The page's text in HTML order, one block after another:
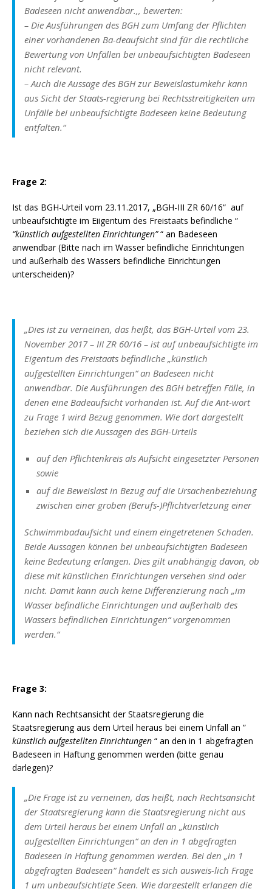
Badeseen nicht anwendbar.,, bewerten:
– Die Ausführungen des BGH zum Umfang der Pflichten
einer vorhandenen Ba-deaufsicht sind für die rechtliche
Bewertung von Unfällen bei unbeaufsichtigten Badeseen
nicht relevant.
– Auch die Aussage des BGH zur Beweislastumkehr kann
aus Sicht der Staats-regierung bei Rechtsstreitigkeiten um
Unfälle bei unbeaufsichtigte Badeseen keine Bedeutung
entfalten.“
Frage 2:
Ist das BGH-Urteil vom 23.11.2017, „BGH-III ZR 60/16“ auf
unbeaufsichtigte im Eiigentum des Freistaats befindliche “
“künstlich aufgestellten Einrichtungen”“ an Badeseen
anwendbar (Bitte nach im Wasser befindliche Einrichtungen
und außerhalb des Wassers befindliche Einrichtungen
unterscheiden)?
„Dies ist zu verneinen, das heißt, das BGH-Urteil vom 23.
November 2017 – III ZR 60/16 – ist auf unbeaufsichtigte im
Eigentum des Freistaats befindliche „künstlich
aufgestellten Einrichtungen“ an Badeseen nicht
anwendbar. Die Ausführungen des BGH betreffen Fälle, in
denen eine Badeaufsicht vorhanden ist. Auf die Ant-wort
zu Frage 1 wird Bezug genommen. Wie dort dargestellt
beziehen sich die Aussagen des BGH-Urteils
auf den Pflichtenkreis als Aufsicht eingesetzter Personen
sowie
auf die Beweislast in Bezug auf die Ursachenbeziehung
zwischen einer groben (Berufs-)Pflichtverletzung einer
Schwimmbadaufsicht und einem eingetretenen Schaden.
Beide Aussagen können bei unbeaufsichtigten Badeseen
keine Bedeutung erlangen. Dies gilt unabhängig davon, ob
diese mit künstlichen Einrichtungen versehen sind oder
nicht. Damit kann auch keine Differenzierung nach „im
Wasser befindliche Einrichtungen und außerhalb des
Wassers befindlichen Einrichtungen“ vorgenommen
werden.“
Frage 3:
Kann nach Rechtsansicht der Staatsregierung die
Staatsregierung aus dem Urteil heraus bei einem Unfall an ”
künstlich aufgestellten Einrichtungen “ an den in 1 abgefragten
Badeseen in Haftung genommen werden (bitte genau
darlegen)?
„Die Frage ist zu verneinen, das heißt, nach Rechtsansicht
der Staatsregierung kann die Staatsregierung nicht aus
dem Urteil heraus bei einem Unfall an „künstlich
aufgestellten Einrichtungen“ an den in 1 abgefragten
Badeseen in Haftung genommen werden. Bei den „in 1
abgefragten Badeseen“ handelt es sich ausweis-lich Frage
1 um unbeaufsichtigte Seen. Wie dargestellt erlangen die